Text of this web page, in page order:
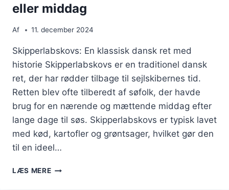
eller middag
Af 11. december 2024
Skipperlabskovs: En klassisk dansk ret med
historie Skipperlabskovs er en traditionel dansk
ret, der har rødder tilbage til sejlskibernes tid.
Retten blev ofte tilberedt af søfolk, der havde
brug for en nærende og mættende middag efter
lange dage til søs. Skipperlabskovs er typisk lavet
med kød, kartofler og grøntsager, hvilket gør den
til en ideel…
LÆS MERESKIPPERLABSKOVS